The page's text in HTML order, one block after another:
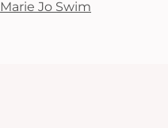
Marie Jo Swim